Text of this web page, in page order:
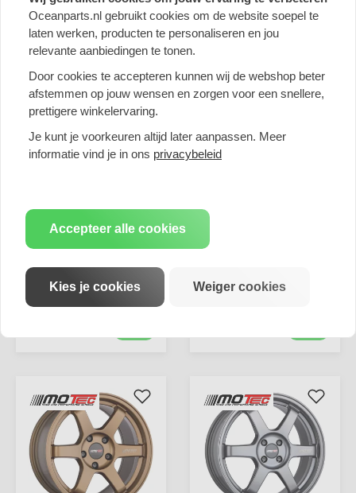
Prijs per stuk Prijs per stuk
- 44%
Motec JDP - mat
graphite - 8J x 18inch
ET45 5x114.3 naaf
72.6
painted - 8J x 19inch
€ 551,76
Oceanparts.nl gebruikt cookies om de website soepel te
laten werken, producten te personaliseren en jou
relevante aanbiedingen te tonen.
Door cookies te accepteren kunnen wij de webshop beter
afstemmen op jouw wensen en zorgen voor een snellere,
prettigere winkelervaring.
Je kunt je voorkeuren altijd later aanpassen. Meer
informatie vind je in ons privacybeleid
Accepteer alle cookies
Kies je cookies Weiger cookies